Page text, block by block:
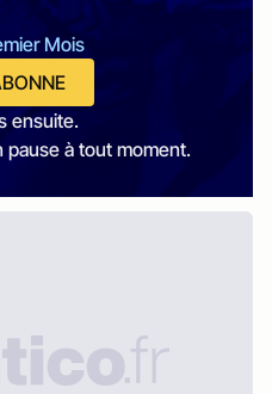
Mois
ensuite.
à tout moment.